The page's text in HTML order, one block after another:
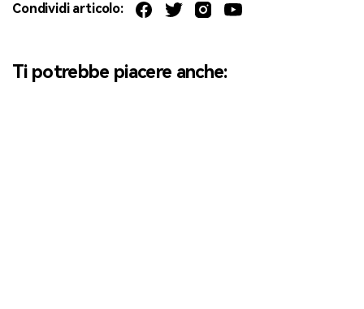
Condividi articolo:
Ti potrebbe piacere anche: